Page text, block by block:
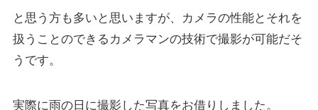
と思う方も多いと思いますが、カメラの性能とそれを
扱うことのできるカメラマンの技術で撮影が可能だそ
うです。
実際に雨の日に撮影した写真をお借りしました。